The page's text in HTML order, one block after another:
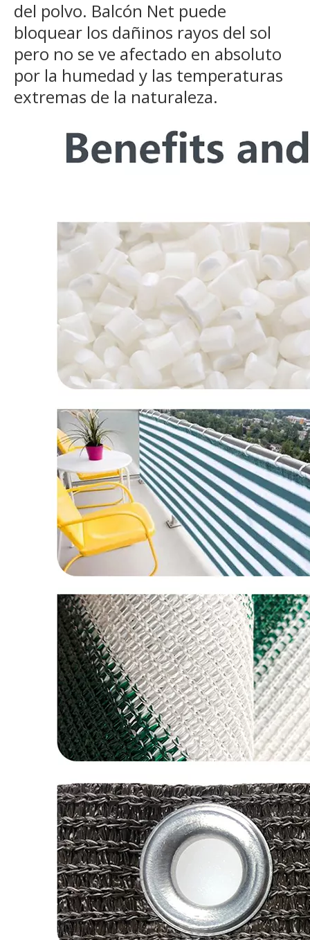
del polvo. Balcón Net puede
bloquear los dañinos rayos del sol
pero no se ve afectado en absoluto
por la humedad y las temperaturas
extremas de la naturaleza.